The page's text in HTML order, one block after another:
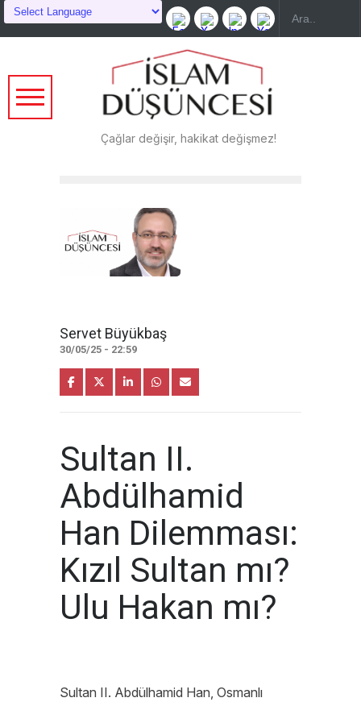
Çağlar değişir, hakikat değişmez!
Servet Büyükbaş
30/05/25 - 22:59
Sultan II.
Abdülhamid
Han Dilemması:
Kızıl Sultan mı?
Ulu Hakan mı?
Sultan II. Abdülhamid Han, Osmanlı